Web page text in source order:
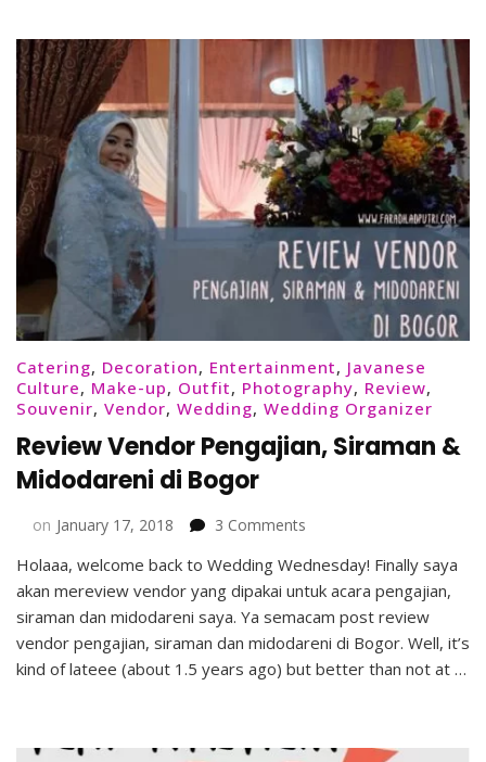
Catering, Decoration, Entertainment, Javanese
Culture, Make-up, Outfit, Photography, Review,
Souvenir, Vendor, Wedding, Wedding Organizer
Review Vendor Pengajian, Siraman &
Midodareni di Bogor
on January 17, 2018 3 Comments
Vendor
Pengajian,
Siraman
&
Midodareni
Holaaa, welcome back to Wedding Wednesday! Finally saya
akan mereview vendor yang dipakai untuk acara pengajian,
siraman dan midodareni saya. Ya semacam post review
vendor pengajian, siraman dan midodareni di Bogor. Well, it’s
kind of lateee (about 1.5 years ago) but better than not at …